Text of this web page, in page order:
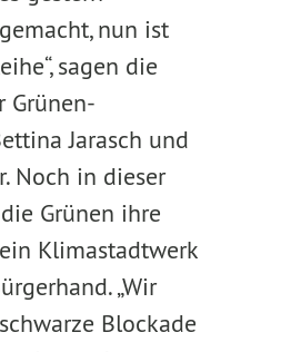
nun ist
sagen die
Grünen-
Jarasch und
Noch in dieser
Grünen ihre
Klimastadtwerk
„Wir
Blockade